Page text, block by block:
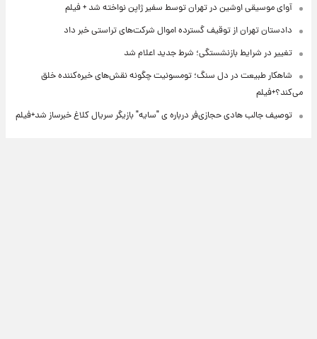
آوای موسیقی اوشین در تهران توسط سفیر ژاپن نواخته شد + فیلم
دادستان تهران از توقیف گسترده اموال شرکت‌های تراستی خبر داد
تغییر در شرایط بازنشستگی؛ شرط جدید اعلام شد
شاهکار طبیعت در دل سنگ؛ تومسونیت چگونه نقش‌های خیره‌کننده خلق
می‌کند؟+فیلم
توصیف جالب هادی حجازی‌فر درباره ی "سایه" بازیگر سریال کلاغ خبرساز شد+فیلم